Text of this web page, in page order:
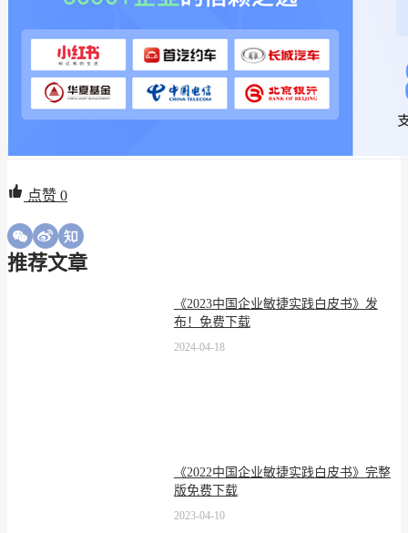
点赞 0
推荐文章
《2023中国企业敏捷实践白皮书》发
布！免费下载
2024-04-18
《2022中国企业敏捷实践白皮书》完整
版免费下载
2023-04-10